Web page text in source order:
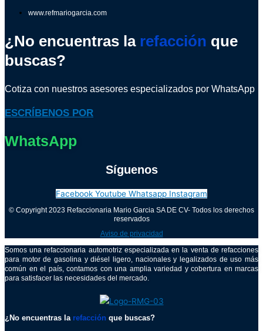
www.refmariogarcia.com
¿No encuentras la refacción que
buscas?
Cotiza con nuestros asesores especializados por WhatsApp
ESCRÍBENOS POR
WhatsApp
Síguenos
Facebook Youtube Whatsapp Instagram
© Copyright 2023 Refaccionaria Mario Garcia SA DE CV- Todos los derechos
reservados
Aviso de privacidad
Somos una refaccionaria automotriz especializada en la venta de refacciones
para motor de gasolina y diésel ligero, nacionales y legalizados de uso más
común en el país, contamos con una amplia variedad y cobertura en marcas
para satisfacer las necesidades del mercado.
¿No encuentras la refacción que buscas?